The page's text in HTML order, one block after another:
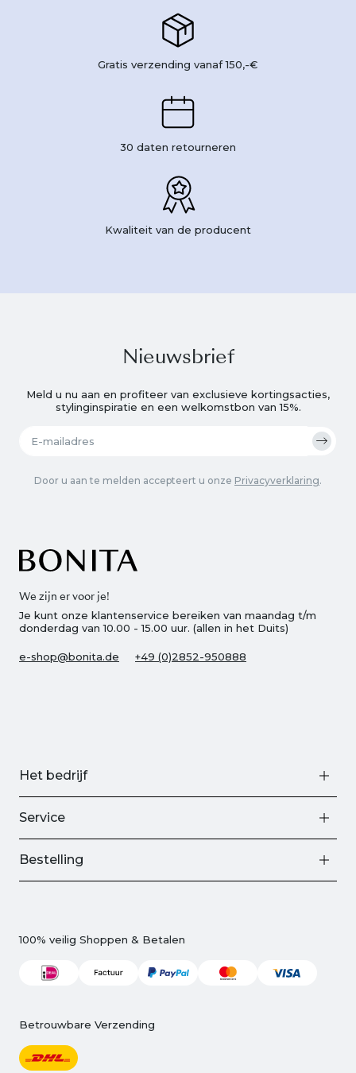
Gratis verzending vanaf 150,-€
30 daten retourneren
Kwaliteit van de producent
We zijn er voor je!
Je kunt onze klantenservice bereiken van maandag t/m
donderdag van 10.00 - 15.00 uur. (allen in het Duits)
e-shop@bonita.de +49 (0)2852-950888
Nieuwsbrief
Meld u nu aan en profiteer van exclusieve kortingsacties,
stylinginspiratie en een welkomstbon van 15%.
Door u aan te melden accepteert u onze Privacyverklaring.
Het bedrijf
Service
Bestelling
100% veilig Shoppen & Betalen
Betrouwbare Verzending